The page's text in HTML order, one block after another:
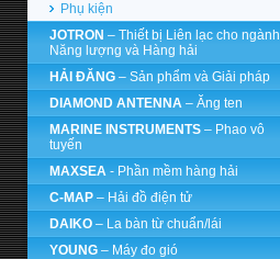
Phụ kiện
JOTRON – Thiết bị Liên lạc cho ngành
Năng lượng và Hàng hải
HẢI ĐĂNG – Sản phẩm và Giải pháp
DIAMOND ANTENNA – Ăng ten
MARINE INSTRUMENTS – Phao vô
tuyến
MAXSEA - Phần mềm hàng hải
C-MAP – Hải đồ điện tử
DAIKO – La bàn từ chuẩn/lái
YOUNG – Máy đo gió